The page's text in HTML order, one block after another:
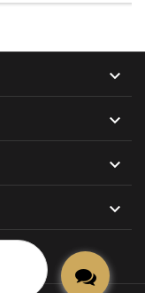



